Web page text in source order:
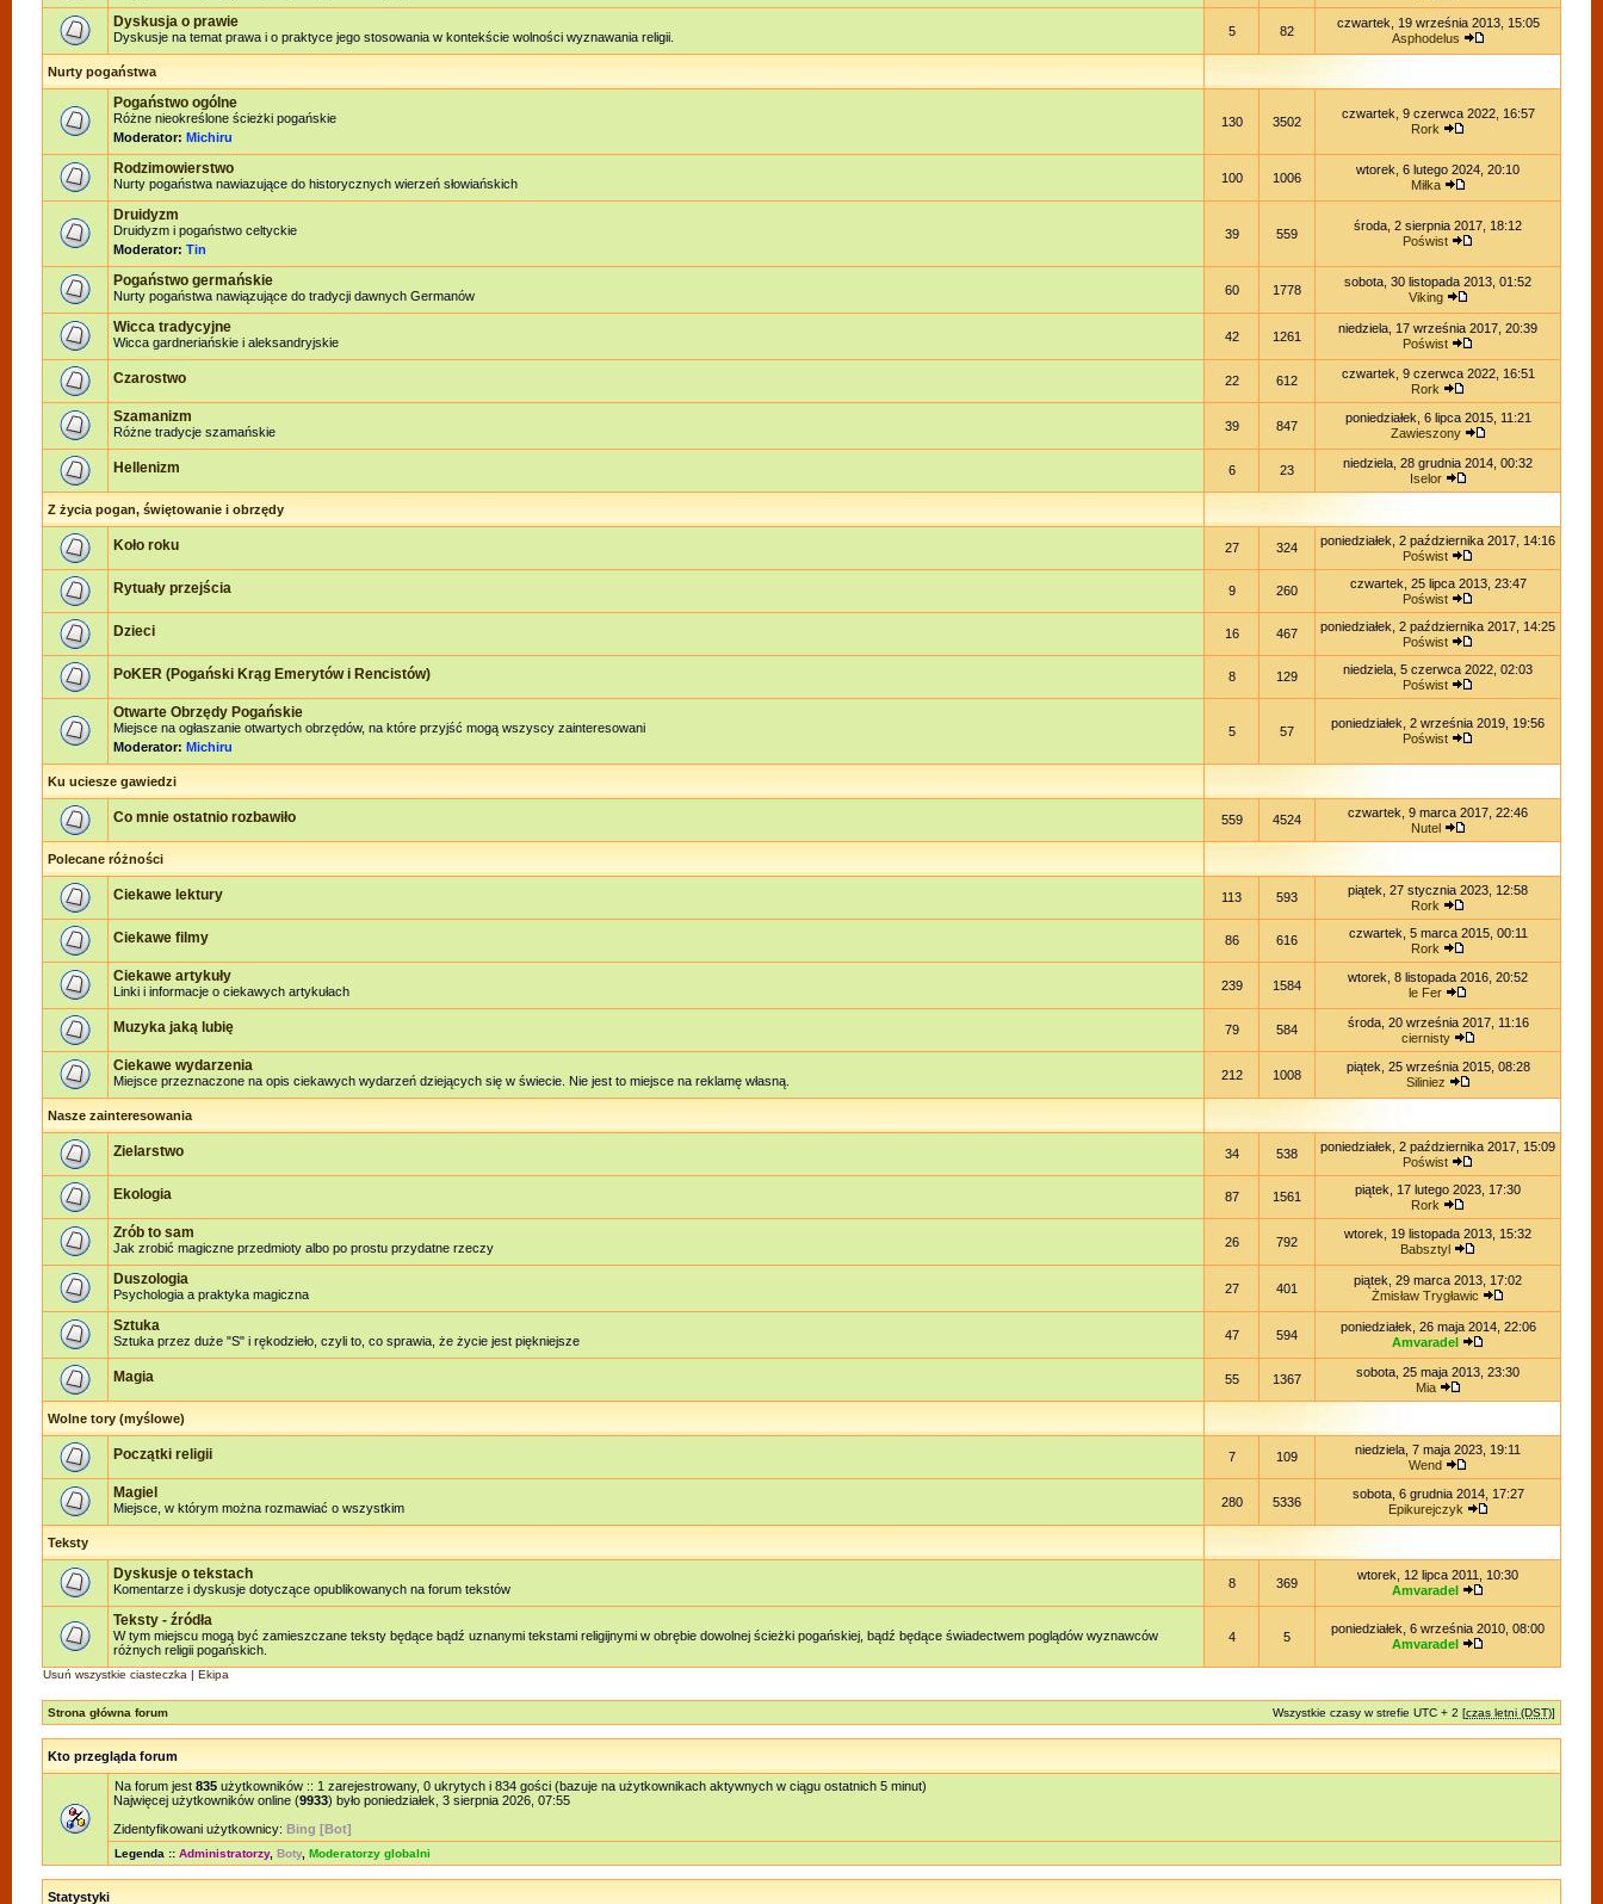
Dyskusja o prawie
Dyskusje na temat prawa i o praktyce jego stosowania w kontekście wolności wyznawania religii. 5 82
czwartek, 19 września 2013, 15:05
Asphodelus
Nurty pogaństwa
Pogaństwo ogólne
Różne nieokreślone ścieżki pogańskie
Moderator: Michiru
130 3502
czwartek, 9 czerwca 2022, 16:57
Rork
Rodzimowierstwo
Nurty pogaństwa nawiazujące do historycznych wierzeń słowiańskich 100 1006
wtorek, 6 lutego 2024, 20:10
Miłka
Druidyzm
Druidyzm i pogaństwo celtyckie
Moderator: Tin
39 559
środa, 2 sierpnia 2017, 18:12
Poświst
Pogaństwo germańskie
Nurty pogaństwa nawiązujące do tradycji dawnych Germanów 60 1778
sobota, 30 listopada 2013, 01:52
Viking
Wicca tradycyjne
Wicca gardneriańskie i aleksandryjskie 42 1261
niedziela, 17 września 2017, 20:39
Poświst
Czarostwo 22 612
czwartek, 9 czerwca 2022, 16:51
Rork
Szamanizm
Różne tradycje szamańskie 39 847
poniedziałek, 6 lipca 2015, 11:21
Zawieszony
Hellenizm 6 23
niedziela, 28 grudnia 2014, 00:32
Iselor
Z życia pogan, świętowanie i obrzędy
Koło roku 27 324
poniedziałek, 2 października 2017, 14:16
Poświst
Rytuały przejścia 9 260
czwartek, 25 lipca 2013, 23:47
Poświst
Dzieci 16 467
poniedziałek, 2 października 2017, 14:25
Poświst
PoKER (Pogański Krąg Emerytów i Rencistów) 8 129
niedziela, 5 czerwca 2022, 02:03
Poświst
Otwarte Obrzędy Pogańskie
Miejsce na ogłaszanie otwartych obrzędów, na które przyjść mogą wszyscy zainteresowani
Moderator: Michiru
5 57
poniedziałek, 2 września 2019, 19:56
Poświst
Ku uciesze gawiedzi
Co mnie ostatnio rozbawiło 559 4524
czwartek, 9 marca 2017, 22:46
Nutel
Polecane różności
Ciekawe lektury 113 593
piątek, 27 stycznia 2023, 12:58
Rork
Ciekawe filmy 86 616
czwartek, 5 marca 2015, 00:11
Rork
Ciekawe artykuły
Linki i informacje o ciekawych artykułach 239 1584
wtorek, 8 listopada 2016, 20:52
le Fer
Muzyka jaką lubię 79 584
środa, 20 września 2017, 11:16
ciernisty
Ciekawe wydarzenia
Miejsce przeznaczone na opis ciekawych wydarzeń dziejących się w świecie. Nie jest to miejsce na reklamę własną. 212 1008
piątek, 25 września 2015, 08:28
Siliniez
Nasze zainteresowania
Zielarstwo 34 538
poniedziałek, 2 października 2017, 15:09
Poświst
Ekologia 87 1561
piątek, 17 lutego 2023, 17:30
Rork
Zrób to sam
Jak zrobić magiczne przedmioty albo po prostu przydatne rzeczy 26 792
wtorek, 19 listopada 2013, 15:32
Babsztyl
Duszologia
Psychologia a praktyka magiczna 27 401
piątek, 29 marca 2013, 17:02
Żmisław Trygławic
Sztuka
Sztuka przez duże "S" i rękodzieło, czyli to, co sprawia, że życie jest piękniejsze 47 594
poniedziałek, 26 maja 2014, 22:06
Amvaradel
Magia 55 1367
sobota, 25 maja 2013, 23:30
Mia
Wolne tory (myślowe)
Początki religii 7 109
niedziela, 7 maja 2023, 19:11
Wend
Magiel
Miejsce, w którym można rozmawiać o wszystkim 280 5336
sobota, 6 grudnia 2014, 17:27
Epikurejczyk
Teksty
Dyskusje o tekstach
Komentarze i dyskusje dotyczące opublikowanych na forum tekstów 8 369
wtorek, 12 lipca 2011, 10:30
Amvaradel
Teksty - źródła
W tym miejscu mogą być zamieszczane teksty będące bądź uznanymi tekstami religijnymi w obrębie dowolnej ścieżki pogańskiej, bądź będące świadectwem poglądów wyznawców
różnych religii pogańskich.
4 5
poniedziałek, 6 września 2010, 08:00
Amvaradel
Usuń wszystkie ciasteczka | Ekipa
Strona główna forum Wszystkie czasy w strefie UTC + 2 [czas letni (DST)]
Kto przegląda forum
Na forum jest 835 użytkowników :: 1 zarejestrowany, 0 ukrytych i 834 gości (bazuje na użytkownikach aktywnych w ciągu ostatnich 5 minut)
Najwięcej użytkowników online (9933) było poniedziałek, 3 sierpnia 2026, 07:55
Zidentyfikowani użytkownicy: Bing [Bot]
Legenda :: Administratorzy, Boty, Moderatorzy globalni
Statystyki